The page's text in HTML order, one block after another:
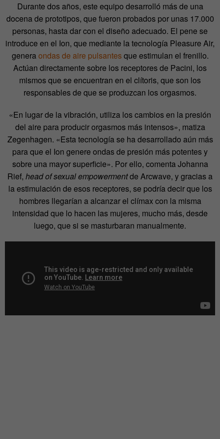
Durante dos años, este equipo desarrolló más de una
docena de prototipos, que fueron probados por unas 17.000
personas, hasta dar con el diseño adecuado. El pene se
introduce en el Ion, que mediante la tecnología Pleasure Air,
generaondas de aire pulsantesque estimulan el frenillo.
Actúan directamente sobre los receptores de Pacini, los
mismos que se encuentran en el clítoris, que son los
responsables de que se produzcan los orgasmos.
«En lugar de la vibración, utiliza los cambios en la presión
del aire para producir orgasmos más intensos», matiza
Zegenhagen. «Esta tecnología se ha desarrollado aún más
para que el Ion genere ondas de presión más potentes y
sobre una mayor superficie». Por ello, comenta Johanna
Rief, head of sexual empowermentde Arcwave, y gracias a
la estimulación de esos receptores, se podría decir que los
hombres llegarían a alcanzar el clímax con la misma
intensidad que lo hacen las mujeres, mucho más, desde
luego, que si se masturbaran manualmente.